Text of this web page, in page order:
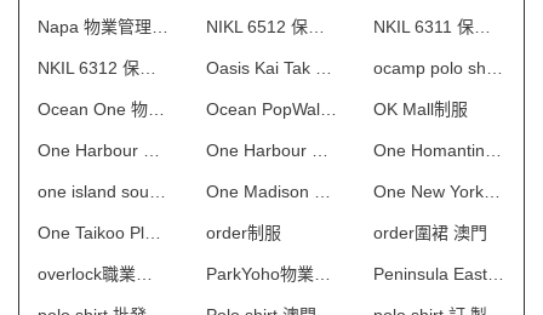
NIKL 6512 保安制服
Ocean PopWalk制服 OK Mall制服
order制服 order圍裙 澳門
ParkYoho物業管理會所制服